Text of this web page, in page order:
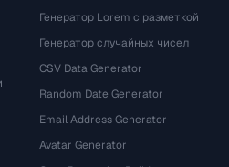
Генератор Lorem с разметкой
Генератор случайных чисел
CSV Data Generator
Random Date Generator
Email Address Generator
Avatar Generator